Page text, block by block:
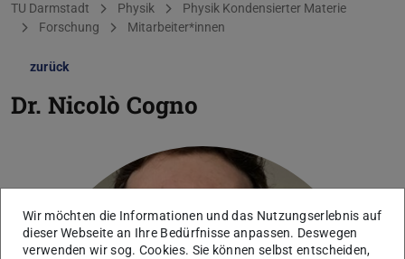
Sie befinden sich hier:
TU Darmstadt Physik
Physik Kondensierter Materie
Forschung
Mitarbeiter*innen
zurück
Dr. Nicolò Cogno
Wir möchten die Informationen und das Nutzungserlebnis auf
dieser Webseite an Ihre Bedürfnisse anpassen. Deswegen
verwenden wir sog. Cookies. Sie können selbst entscheiden,